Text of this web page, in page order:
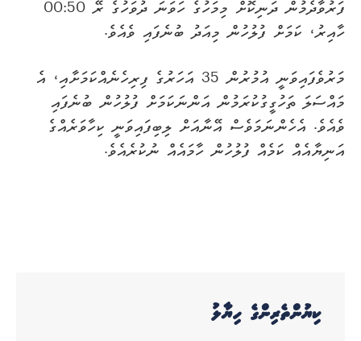
ފަރުވާދެމުން ދަނިކޮށް މިމަހުގެ ހަވަނަ ދުވަހުގެ ރޭ 00:50
ހާއިރު، ކަމަށް ފުލުހުން މިއަދު ބުނެފައި ވެއެވެ.
މަރުވެފައިވަނީ އުމުރުން 35 އަހަރުގެ ފިރިހެނެއްކަމަށާއި، އެ
މައްސަލަ ތަހުގީގުކުރަމުން އަންނަކަމަށް ފުލުހުން ބުނެފައި
ވެއެވެ. އެހެންނަމަވެސް އޭނާއަށް ލިބިފައިވަނީ ކިހާވަރެއްގެ
އަނިޔާއެއް ކަމެއް ފުލުހުން ހާމައެއް ނުކުރެއެވެ.
ކިޔުންތެރިންގެ ހިޔާލު